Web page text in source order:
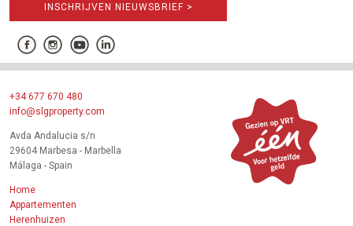
INSCHRIJVEN NIEUWSBRIEF >
+34 677 670 480
info@slgproperty.com
Avda Andalucia s/n
29604 Marbesa - Marbella
Málaga - Spain
Home
Appartementen
Herenhuizen